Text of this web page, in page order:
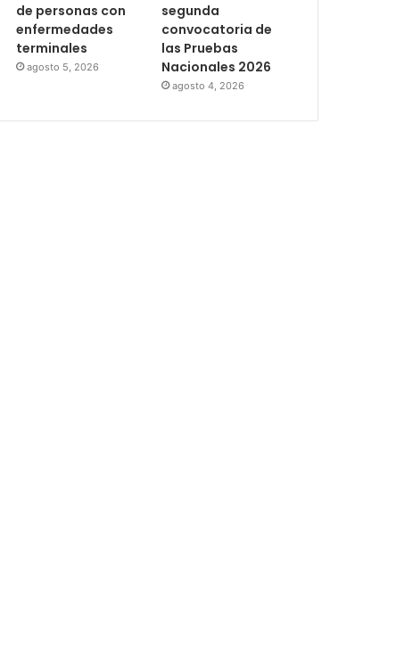
de personas con
enfermedades
terminales
agosto 5, 2026
segunda
convocatoria de
las Pruebas
Nacionales 2026
agosto 4, 2026